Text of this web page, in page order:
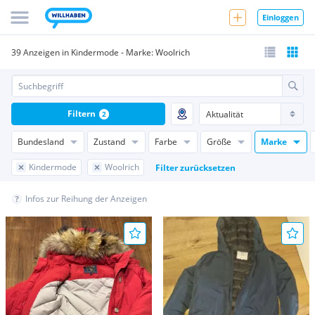
Einloggen
39 Anzeigen in Kindermode - Marke: Woolrich
Bundesland Zustand Farbe Größe Marke
Kindermode Woolrich Filter zurücksetzen
Filtern 2
Infos zur Reihung der Anzeigen